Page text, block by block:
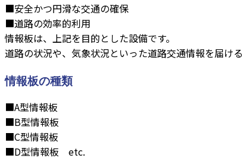
■安全かつ円滑な交通の確保
■道路の効率的利用
情報板は、上記を目的とした設備です。
道路の状況や、気象状況といった道路交通情報を届ける
情報板の種類
■A型情報板
■B型情報板
■C型情報板
■D型情報板 etc.